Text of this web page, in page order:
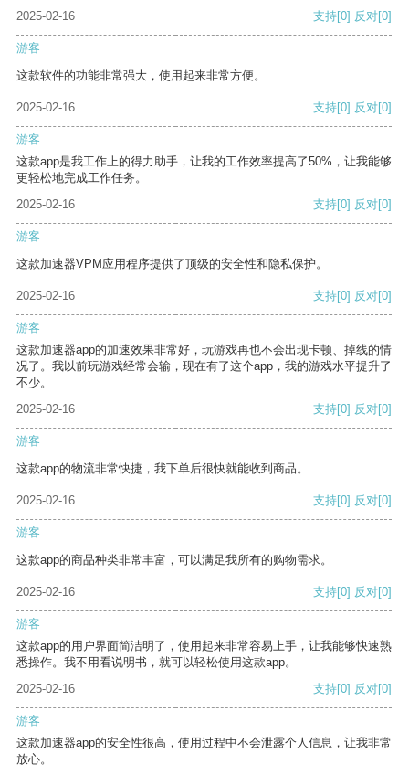
2025-02-16
支持[0] 反对[0]
游客
这款软件的功能非常强大，使用起来非常方便。
2025-02-16 支持[0] 反对[0]
游客
这款app是我工作上的得力助手，让我的工作效率提高了50%，让我能够
更轻松地完成工作任务。
2025-02-16
支持[0] 反对[0]
游客
这款加速器VPM应用程序提供了顶级的安全性和隐私保护。
2025-02-16 支持[0] 反对[0]
游客
这款加速器app的加速效果非常好，玩游戏再也不会出现卡顿、掉线的情
况了。我以前玩游戏经常会输，现在有了这个app，我的游戏水平提升了
不少。
2025-02-16
支持[0] 反对[0]
游客
这款app的物流非常快捷，我下单后很快就能收到商品。
2025-02-16 支持[0] 反对[0]
游客
这款app的商品种类非常丰富，可以满足我所有的购物需求。
2025-02-16 支持[0] 反对[0]
游客
这款app的用户界面简洁明了，使用起来非常容易上手，让我能够快速熟
悉操作。我不用看说明书，就可以轻松使用这款app。
2025-02-16
支持[0] 反对[0]
游客
这款加速器app的安全性很高，使用过程中不会泄露个人信息，让我非常
放心。